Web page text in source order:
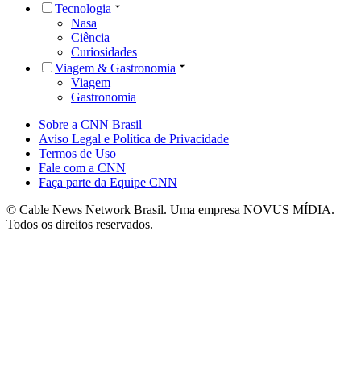
Tecnologia
Nasa
Ciência
Curiosidades
Viagem & Gastronomia
Viagem
Gastronomia
Sobre a CNN Brasil
Aviso Legal e Política de Privacidade
Termos de Uso
Fale com a CNN
Faça parte da Equipe CNN
© Cable News Network Brasil. Uma empresa NOVUS MÍDIA.
Todos os direitos reservados.